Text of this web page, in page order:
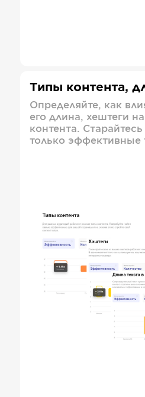
Типы контента,
Определяйте, как
его длина, хештеги
контента.
только эффективные